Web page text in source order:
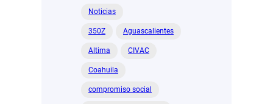
Amigos
de
y
Noticias
350Z Aguascalientes
Altima CIVAC
Coahuila
compromiso social